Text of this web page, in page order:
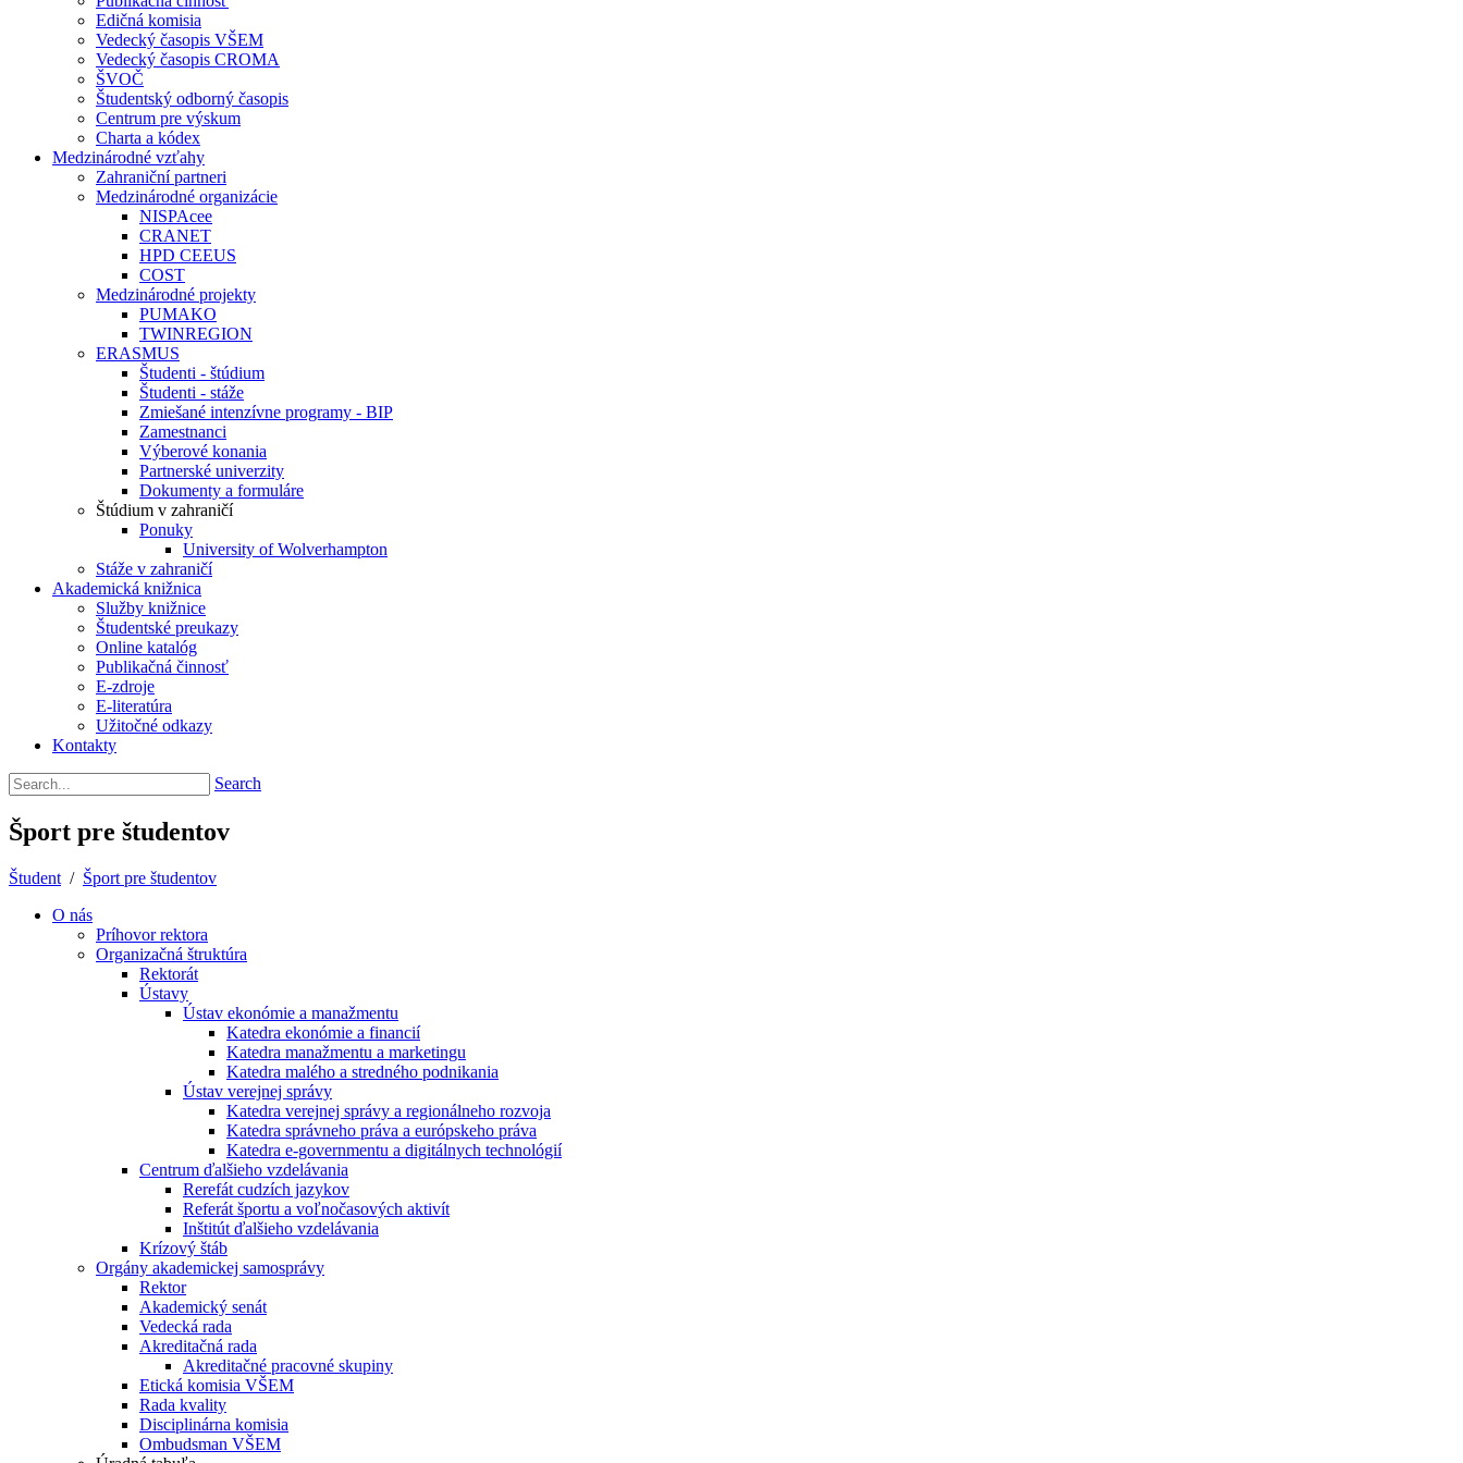
Edičná komisia
Vedecký časopis VŠEM
Vedecký časopis CROMA
ŠVOČ
Študentský odborný časopis
Centrum pre výskum
Charta a kódex
Medzinárodné vzťahy
Zahraniční partneri
Medzinárodné organizácie
NISPAcee
CRANET
HPD CEEUS
COST
Medzinárodné projekty
PUMAKO
TWINREGION
ERASMUS
Študenti - štúdium
Študenti - stáže
Zmiešané intenzívne programy - BIP
Zamestnanci
Výberové konania
Partnerské univerzity
Dokumenty a formuláre
Štúdium v zahraničí
Ponuky
University of Wolverhampton
Stáže v zahraničí
Akademická knižnica
Služby knižnice
Študentské preukazy
Online katalóg
Publikačná činnosť
E-zdroje
E-literatúra
Užitočné odkazy
Kontakty
Search
Šport pre študentov
Študent / Šport pre študentov
O nás
Príhovor rektora
Organizačná štruktúra
Rektorát
Ústavy
Ústav ekonómie a manažmentu
Katedra ekonómie a financií
Katedra manažmentu a marketingu
Katedra malého a stredného podnikania
Ústav verejnej správy
Katedra verejnej správy a regionálneho rozvoja
Katedra správneho práva a európskeho práva
Katedra e-governmentu a digitálnych technológií
Centrum ďalšieho vzdelávania
Rerefát cudzích jazykov
Referát športu a voľnočasových aktivít
Inštitút ďalšieho vzdelávania
Krízový štáb
Orgány akademickej samosprávy
Rektor
Akademický senát
Vedecká rada
Akreditačná rada
Akreditačné pracovné skupiny
Etická komisia VŠEM
Rada kvality
Disciplinárna komisia
Ombudsman VŠEM